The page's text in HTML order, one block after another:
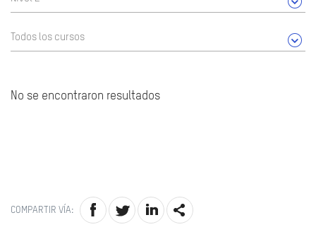
Todos los cursos
No se encontraron resultados
COMPARTIR VÍA: